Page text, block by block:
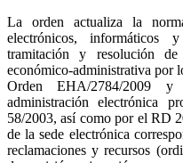
La orden actualiza la
electrónicos, informáticos
tramitación y resolución
económico-administrativa por
Orden EHA/2784/2009
administración electrónica
58/2003, así como por el RD
de la sede electrónica
reclamaciones y recursos